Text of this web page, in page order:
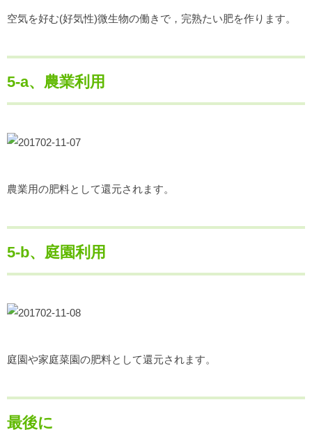
空気を好む(好気性)微生物の働きで，完熟たい肥を作ります。
5-a、農業利用
農業用の肥料として還元されます。
5-b、庭園利用
庭園や家庭菜園の肥料として還元されます。
最後に